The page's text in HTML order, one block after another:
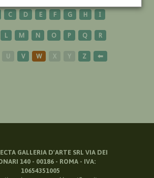
C D E F G H I
L M N O P Q R
U V W X Y Z ⬅
GALLERIA D'ARTE SRL VIA DEI
140 - 00186 - ROMA - IVA:
10654351005